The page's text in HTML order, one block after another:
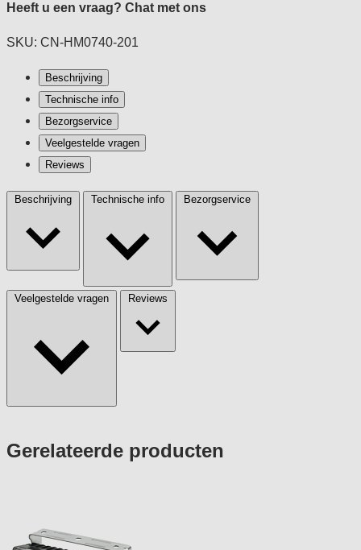
Heeft u een vraag? Chat met ons
SKU: CN-HM0740-201
Beschrijving
Technische info
Bezorgservice
Veelgestelde vragen
Reviews
Beschrijving Technische info Bezorgservice
Veelgestelde vragen Reviews
Press
Gerelateerde producten